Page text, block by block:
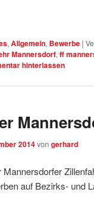
, Allgemein, Bewerbe |
Mannersdorf, ff
hinterlassen
2014von gerhard
Mannersdorfer
auf Bezirks- und